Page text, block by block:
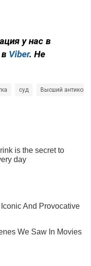
у нас в
Viber. Не
суд Высший